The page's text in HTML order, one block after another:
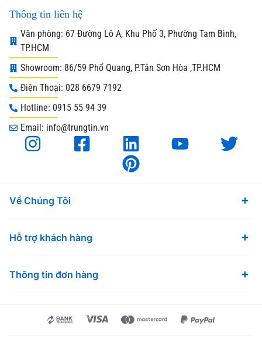
Thông tin liên hệ
Văn phòng: 67 Đường Lô A, Khu Phố 3, Phường Tam Bình,
TP.HCM
Showroom: 86/59 Phổ Quang, P.Tân Sơn Hòa ,TP.HCM
Điện Thoại: 028 6679 7192
Hotline: 0915 55 94 39
Email: info@trungtin.vn
Về Chúng Tôi
Hỗ trợ khách hàng
Thông tin đơn hàng